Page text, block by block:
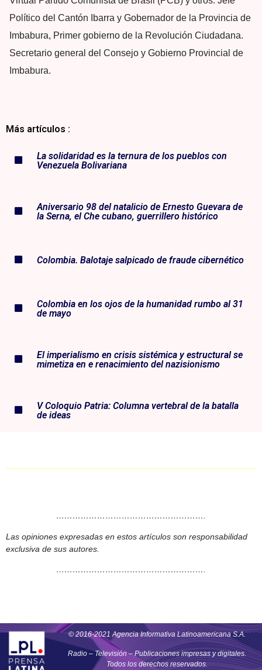
Político del Cantón Ibarra y Gobernador de la Provincia de
Imbabura, Primer gobierno de la Revolución Ciudadana.
Secretario general del Consejo y Gobierno Provincial de
Imbabura.
Más artículos :
La solidaridad es la ternura de los pueblos con
Venezuela Bolivariana
Aniversario 98 del natalicio de Ernesto Guevara de
la Serna, el Che cubano, guerrillero histórico
Colombia. Balotaje salpicado de fraude cibernético
Colombia en los ojos de la humanidad rumbo al 31
de mayo
El imperialismo en crisis sistémica y estructural se
mimetiza en e renacimiento del nazisionismo
V Coloquio Patria: Columna vertebral de la batalla
de ideas
……………………………………………….
Las opiniones expresadas en estos artículos son responsabilidad
exclusiva de sus autores.
……………………………………………….
© 2016-2021 Agencia Informativa Latinoamericana S.A.
Radio – Televisión – Publicaciones impresas y digitales.
Todos los derechos reservados.